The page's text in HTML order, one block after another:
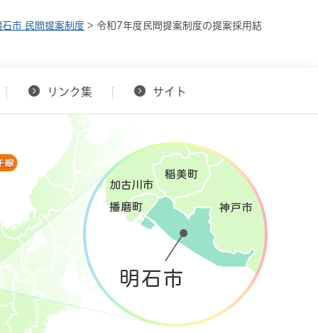
石市 民間提案制度 > 令和7年度民間提案制度の提案採用結
リンク集 サイト